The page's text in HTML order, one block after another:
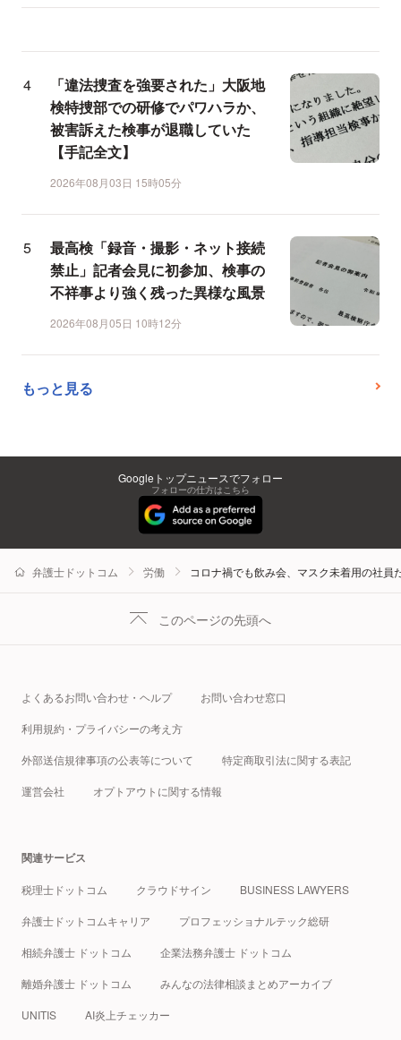
「違法捜査を強要された」大阪地
検特捜部での研修でパワハラか、
被害訴えた検事が退職していた
【手記全文】
2026年08月03日 15時05分
最高検「録音・撮影・ネット接続
禁止」記者会見に初参加、検事の
不祥事より強く残った異様な風景
2026年08月05日 10時12分
もっと見る
Googleトップニュースでフォロー
フォローの仕方はこちら
弁護士ドットコム 労働 コロナ禍でも飲み会、マスク未着用の社
このページの先頭へ
よくあるお問い合わせ・ヘルプ お問い合わせ窓口
利用規約・プライバシーの考え方
外部送信規律事項の公表等について 特定商取引法に関する表記
運営会社 オプトアウトに関する情報
関連サービス
税理士ドットコム クラウドサイン BUSINESS LAWYERS
弁護士ドットコムキャリア プロフェッショナルテック総研
相続弁護士 ドットコム 企業法務弁護士 ドットコム
離婚弁護士 ドットコム みんなの法律相談まとめアーカイブ
UNITIS AI炎上チェッカー